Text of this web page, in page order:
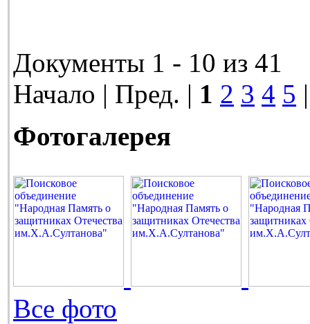
Документы 1 - 10 из 41
Начало | Пред. | 1 2 3 4 5
Фотогалерея
Все фото